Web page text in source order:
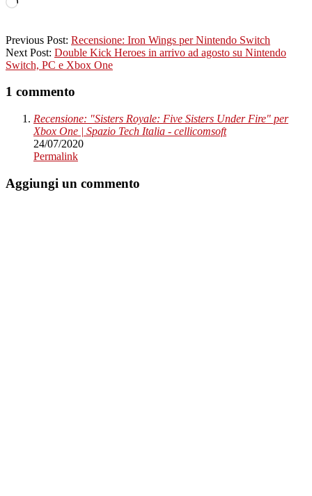
2020-
07-
24
Previous Post: Recensione: Iron Wings per Nintendo Switch
Next Post: Double Kick Heroes in arrivo ad agosto su Nintendo
Switch, PC e Xbox One
1 commento
Recensione: "Sisters Royale: Five Sisters Under Fire" per
Xbox One | Spazio Tech Italia - cellicomsoft
24/07/2020
Permalink
Aggiungi un commento